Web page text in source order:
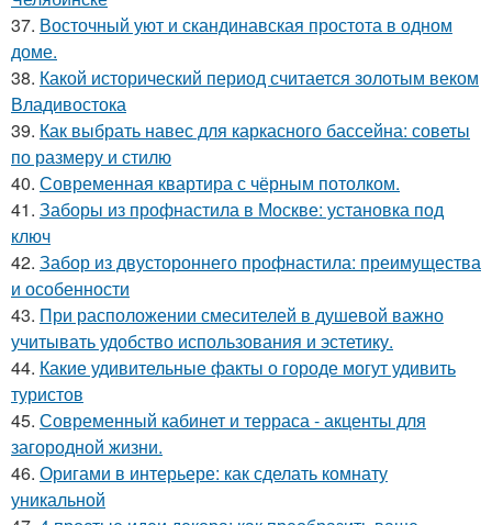
37. Восточный уют и скандинавская простота в одном
доме.
38. Какой исторический период считается золотым веком
Владивостока
39. Как выбрать навес для каркасного бассейна: советы
по размеру и стилю
40. Современная квартира с чёрным потолком.
41. Заборы из профнастила в Москве: установка под
ключ
42. Забор из двустороннего профнастила: преимущества
и особенности
43. При расположении смесителей в душевой важно
учитывать удобство использования и эстетику.
44. Какие удивительные факты о городе могут удивить
туристов
45. Современный кабинет и терраса - акценты для
загородной жизни.
46. Оригами в интерьере: как сделать комнату
уникальной